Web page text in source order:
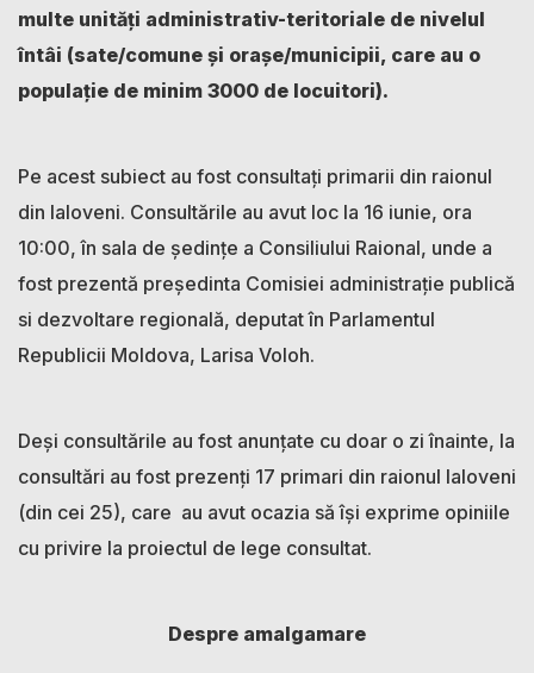
multe unități administrativ-teritoriale de nivelul
întâi (sate/comune și orașe/municipii, care au o
populație de minim 3000 de locuitori).
Pe acest subiect au fost consultați primarii din raionul
din Ialoveni. Consultările au avut loc la 16 iunie, ora
10:00, în sala de ședințe a Consiliului Raional, unde a
fost prezentă președinta Comisiei administrație publică
si dezvoltare regională, deputat în Parlamentul
Republicii Moldova, Larisa Voloh.
Deși consultările au fost anunțate cu doar o zi înainte, la
consultări au fost prezenți 17 primari din raionul Ialoveni
(din cei 25), care au avut ocazia să își exprime opiniile
cu privire la proiectul de lege consultat.
Despre amalgamare